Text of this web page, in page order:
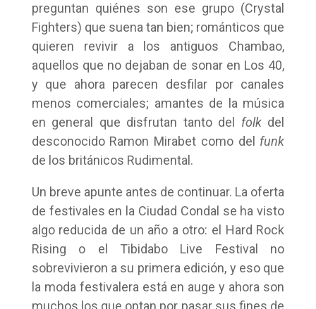
preguntan quiénes son ese grupo (Crystal
Fighters) que suena tan bien; románticos que
quieren revivir a los antiguos Chambao,
aquellos que no dejaban de sonar en Los 40,
y que ahora parecen desfilar por canales
menos comerciales; amantes de la música
en general que disfrutan tanto del folk del
desconocido Ramon Mirabet como del funk
de los británicos Rudimental.
Un breve apunte antes de continuar. La oferta
de festivales en la Ciudad Condal se ha visto
algo reducida de un año a otro: el Hard Rock
Rising o el Tibidabo Live Festival no
sobrevivieron a su primera edición, y eso que
la moda festivalera está en auge y ahora son
muchos los que optan por pasar sus fines de